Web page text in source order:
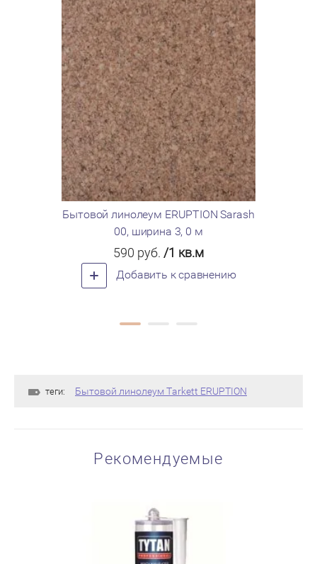
Бытовой линолеум ERUPTION Sarash
00, ширина 3, 0 м
590 руб. /1 кв.м
Добавить к сравнению
теги: Бытовой линолеум Tarkett ERUPTION
Рекомендуемые